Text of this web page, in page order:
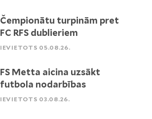
Čempionātu turpinām pret
FC RFS dublieriem
IEVIETOTS 05.08.26.
FS Metta aicina uzsākt
futbola nodarbības
IEVIETOTS 03.08.26.